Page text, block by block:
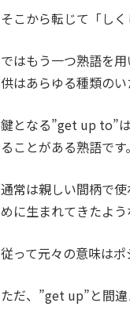
そこから転じて「し
ではもう一つ熟語を
供はあらゆる種類の
鍵となる”get up to”
ることがある熟語です。
通常は親しい間柄で
めに生まれてきたよ
従って元々の意味はポ
ただ、”get up”と間